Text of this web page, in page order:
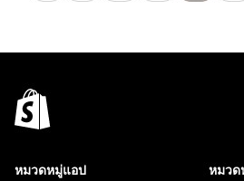
หมวดหมู่แอป หมวด